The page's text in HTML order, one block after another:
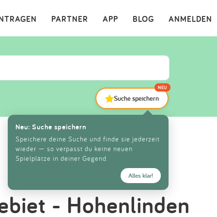
ANMELDEN
BLOG
APP
PARTNER ×
Suche speichern
NEU
Neu: Suche speichern
Speichere deine Suche und finde sie jederzeit
wieder — so verpasst du keine neuen
Spielplätze in deiner Gegend.
Alles klar!
- Hohenlinden